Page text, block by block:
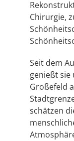
Chirurgie,
Seit dem
genießt sie
Großefeld
schätzen